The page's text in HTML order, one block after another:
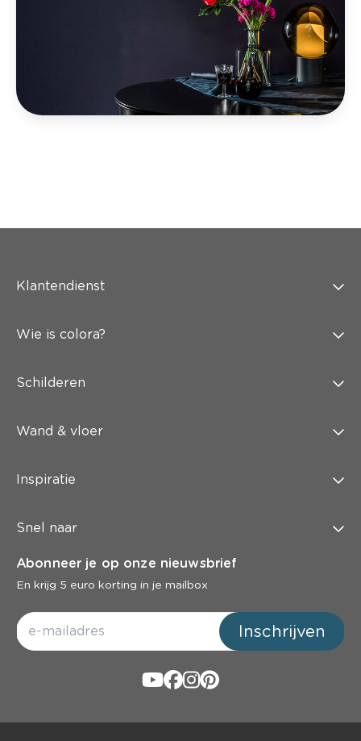
Klantendienst
Wie is colora?
Schilderen
Wand & vloer
Inspiratie
Snel naar
Abonneer je op onze nieuwsbrief
En krijg 5 euro korting in je mailbox
Inschrijven